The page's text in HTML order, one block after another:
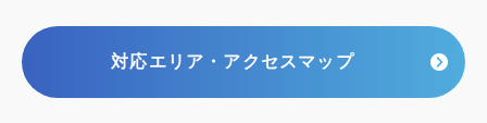
対応エリア・アクセスマップ